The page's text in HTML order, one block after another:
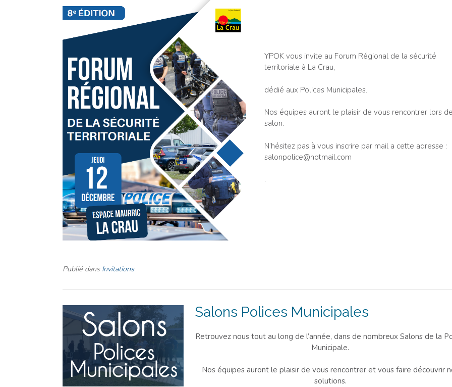
YPOK vous invite au Forum Régional de la sécurité
territoriale à La Crau,
dédié aux Polices Municipales.
Nos équipes auront le plaisir de vous rencontrer lors
salon.
N’hésitez pas à vous inscrire par mail a cette adresse :
salonpolice@hotmail.com
.
Publié dans Invitations
Salons Polices Municipales
Retrouvez nous tout au long de l’année, dans de nombreux Salons de la
Municipale.
Nos équipes auront le plaisir de vous rencontrer et vous faire découvrir
solutions.